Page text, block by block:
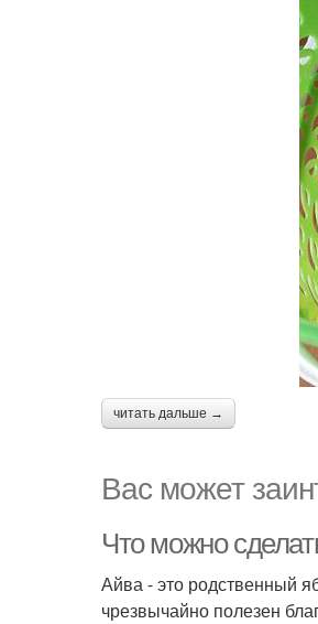
читать дальше →
Вас может
Что можно
Айва - это родственный
чрезвычайно полезен